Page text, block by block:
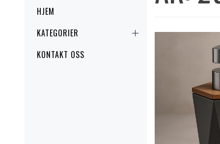
MenuHJEM
KATEGORIER
KONTAKT OSS